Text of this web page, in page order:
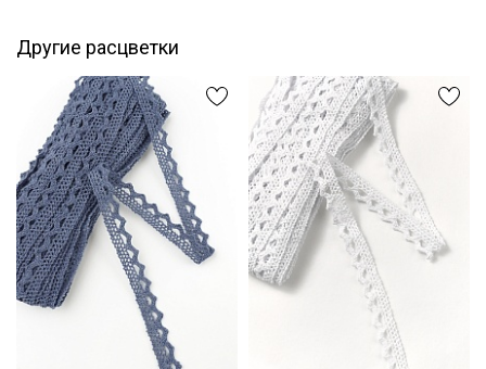
Цветопередача может отличаться от оригинального цвета в
зависимости от настроек вашего монитора.
Другие расцветки